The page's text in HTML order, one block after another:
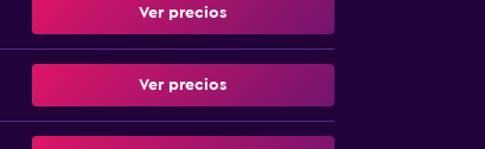
Ver precios
Ver precios